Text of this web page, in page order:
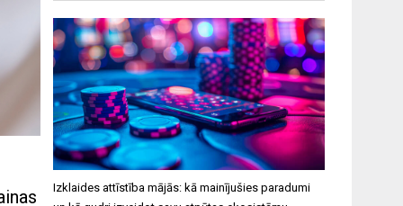
Izklaides attīstība mājās: kā mainījušies paradumi